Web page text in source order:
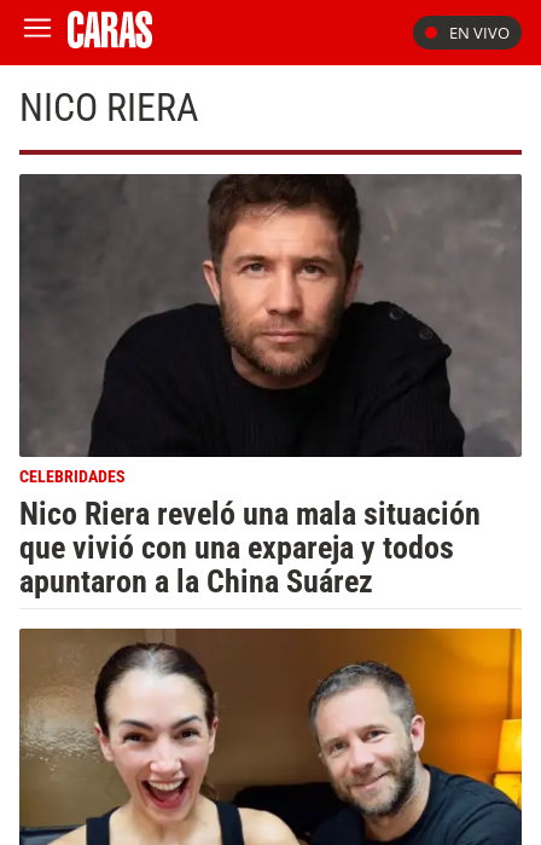
EN VIVO
NICO RIERA
CELEBRIDADES
Nico Riera reveló una mala situación
que vivió con una expareja y todos
apuntaron a la China Suárez